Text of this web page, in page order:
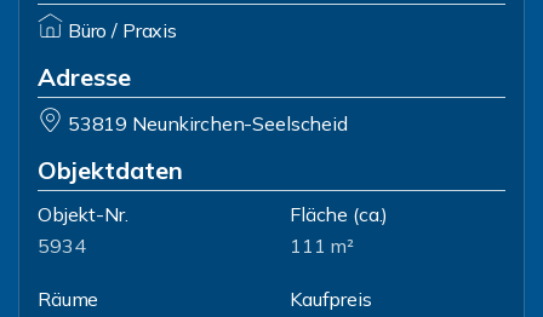
Büro / Praxis
Adresse
53819 Neunkirchen-Seelscheid
Objektdaten
Objekt-Nr.
5934
Fläche (ca.)
111 m²
Räume
Kaufpreis